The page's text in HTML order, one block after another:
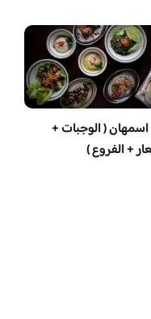
اسمهان ( الوجبات +
+ الفروع )